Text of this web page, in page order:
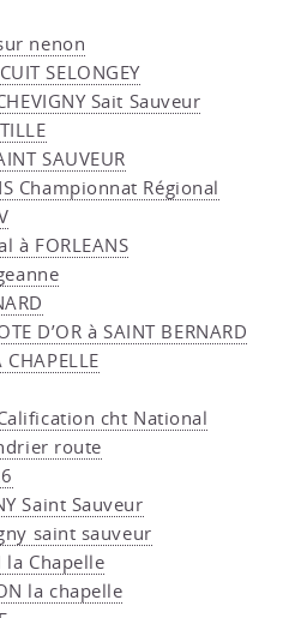
nenon
SELONGEY
Sait Sauveur
SAUVEUR
Championnat Régional
à FORLEANS
D’OR à SAINT BERNARD
cht National
route
Saint Sauveur
saint sauveur
la Chapelle
la chapelle